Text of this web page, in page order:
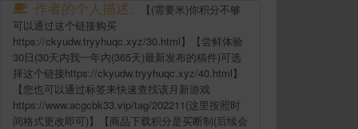
作者的个人描述:
【(需要米)你积分不够
可以通过这个链接购买
https://ckyudw.tryyhuqc.xyz/30.html】【尝鲜体验
30日(30天内我一年内(365天)最新发布的稿件)可选
择这个链接https://ckyudw.tryyhuqc.xyz/40.html】
【您也可以通过标签来快速查找该月新游戏
https://www.acgcbk33.vip/tag/202211(这里按照时
间格式更改即可)】【商品下载积分是买断制(后续会